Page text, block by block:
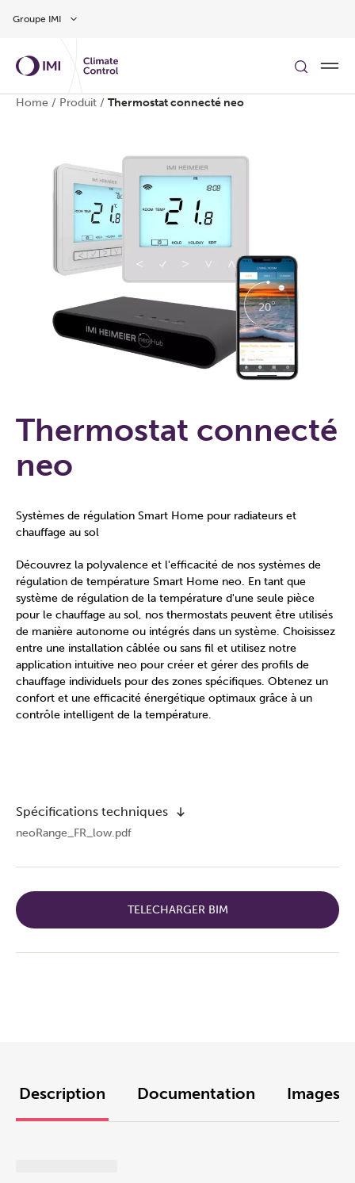
Groupe IMI
Home / Produit / Thermostat connecté neo
Thermostat connecté
neo
Systèmes de régulation Smart Home pour radiateurs et
chauffage au sol
Découvrez la polyvalence et l'efficacité de nos systèmes de
régulation de température Smart Home neo. En tant que
système de régulation de la température d'une seule pièce
pour le chauffage au sol, nos thermostats peuvent être utilisés
de manière autonome ou intégrés dans un système. Choisissez
entre une installation câblée ou sans fil et utilisez notre
application intuitive neo pour créer et gérer des profils de
chauffage individuels pour des zones spécifiques. Obtenez un
confort et une efficacité énergétique optimaux grâce à un
contrôle intelligent de la température.
Spécifications techniques
neoRange_FR_low.pdf
TELECHARGER BIM
Description Documentation Images